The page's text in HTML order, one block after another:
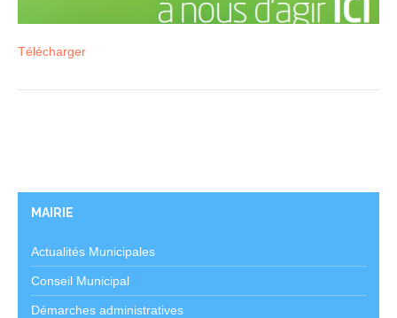
Télécharger
MAIRIE
Actualités Municipales
Conseil Municipal
Démarches administratives